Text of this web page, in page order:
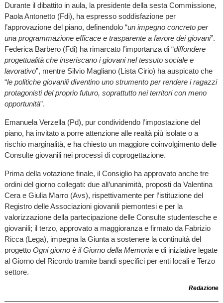
Durante il dibattito in aula, la presidente della sesta Commissione,
Paola Antonetto (Fdi), ha espresso soddisfazione per
l’approvazione del piano, definendolo “un impegno concreto per
una programmazione efficace e trasparente a favore dei giovani”.
Federica Barbero (Fdi) ha rimarcato l’importanza di “diffondere
progettualità che inseriscano i giovani nel tessuto sociale e
lavorativo”, mentre Silvio Magliano (Lista Cirio) ha auspicato che
“le politiche giovanili diventino uno strumento per rendere i ragazzi
protagonisti del proprio futuro, soprattutto nei territori con meno
opportunità”.
Emanuela Verzella (Pd), pur condividendo l’impostazione del
piano, ha invitato a porre attenzione alle realtà più isolate o a
rischio marginalità, e ha chiesto un maggiore coinvolgimento delle
Consulte giovanili nei processi di coprogettazione.
Prima della votazione finale, il Consiglio ha approvato anche tre
ordini del giorno collegati: due all’unanimità, proposti da Valentina
Cera e Giulia Marro (Avs), rispettivamente per l’istituzione del
Registro delle Associazioni giovanili piemontesi e per la
valorizzazione della partecipazione delle Consulte studentesche e
giovanili; il terzo, approvato a maggioranza e firmato da Fabrizio
Ricca (Lega), impegna la Giunta a sostenere la continuità del
progetto Ogni giorno è il Giorno della Memoriae di iniziative legate
al Giorno del Ricordo tramite bandi specifici per enti locali e Terzo
settore.
Redazione